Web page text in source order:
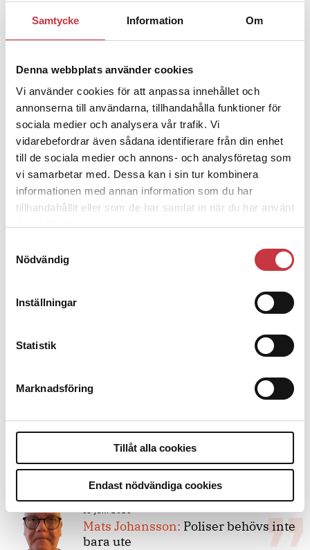
Samtycke Information Om
Denna webbplats använder cookies
Vi använder cookies för att anpassa innehållet och
annonserna till användarna, tillhandahålla funktioner för
sociala medier och analysera vår trafik. Vi
vidarebefordrar även sådana identifierare från din enhet
till de sociala medier och annons- och analysföretag som
vi samarbetar med. Dessa kan i sin tur kombinera
informationen med annan information som du har
tillhandahållit eller som de har samlat in när du har använt
Nödvändig
Inställningar
Statistik
Marknadsföring
Tillåt alla cookies
Endast nödvändiga cookies
Jens Mårtensson:
Snart 20 år i tjänst
– nu ska han lära sig grunderna
4 juni 2026
Polisregionen erkänner fel: ”Kommer
att rättas till”
Debatt
Det är inte evidenskrav som
Debatt:Med för höga krav på evidens
kan polisen inte göra något alls
15 juni 2026
Mats Johansson: Poliser behövs inte
bara ute